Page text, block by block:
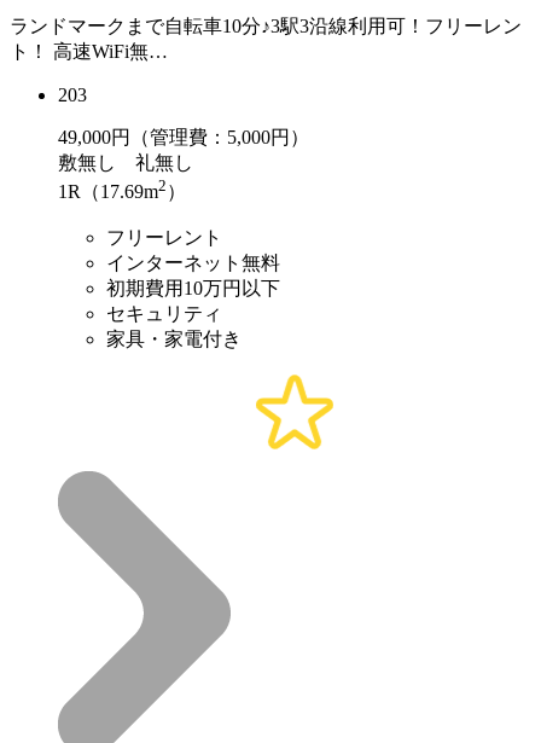
ランドマークまで自転車10分♪3駅3沿線利用可！フリーレン
ト！ 高速WiFi無…
203
49,000円（管理費：5,000円）
敷無し 礼無し
1R（17.69m2 ）
フリーレント
インターネット無料
初期費用10万円以下
セキュリティ
家具・家電付き